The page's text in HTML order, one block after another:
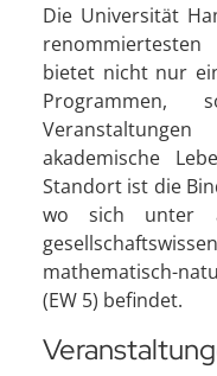
Die Universität
renommiertesten
bietet nicht nur
Programmen,
akademische
Standort ist die
wo sich unter
mathematisch-
(EW 5) befindet.